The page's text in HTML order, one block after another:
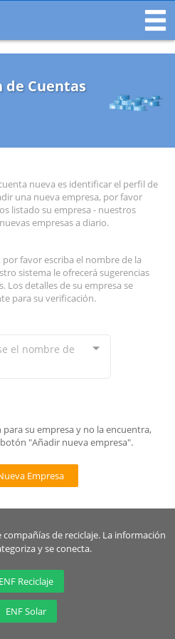
de Cuentas
nueva es identificar el perfil de
una nueva empresa, por favor
listado su empresa - nuestros
empresas a diario.
favor escriba el nombre de la
sistema le ofrecerá sugerencias
Los detalles de su empresa se
para su verificación.
el nombre de
su empresa y no la encuentra,
"Añadir nueva empresa".
Empresa
compañías de reciclaje. La información
y se conecta.
ENF Reciclaje
ENF Solar